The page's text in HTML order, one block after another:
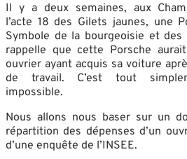
Il y a deux semaines, aux
l’acte 18 des Gilets jaunes, une
Symbole de la bourgeoisie et
rappelle que cette Porsche
ouvrier ayant acquis sa voiture
de travail. C’est tout
impossible.
Nous allons nous baser sur un
répartition des dépenses d’un
d’une enquête de l’INSEE.